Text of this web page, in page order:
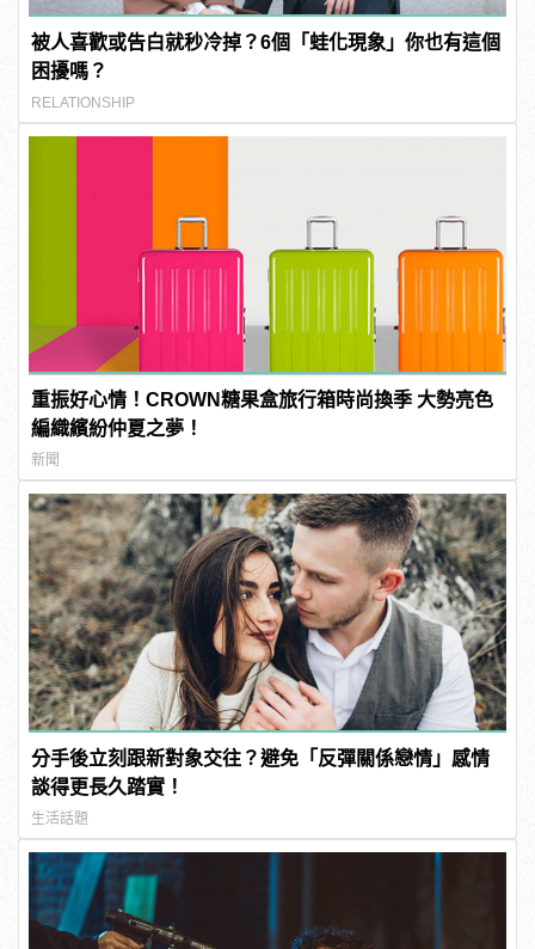
被人喜歡或告白就秒冷掉？6個「蛙化現象」你也有這個
困擾嗎？
RELATIONSHIP
重振好心情！CROWN糖果盒旅行箱時尚換季 大勢亮色
編織繽紛仲夏之夢！
新聞
分手後立刻跟新對象交往？避免「反彈關係戀情」感情
談得更長久踏實！
生活話題